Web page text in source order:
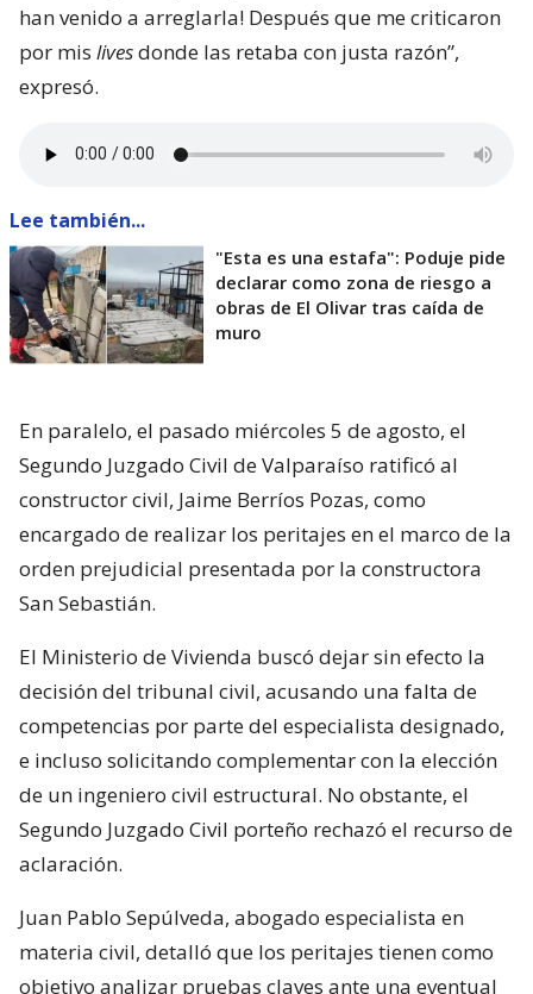
han venido a arreglarla! Después que me criticaron
por mis livesdonde las retaba con justa razón”,
expresó.
Lee también...
"Esta es una estafa": Poduje pide
declarar como zona de riesgo a
obras de El Olivar tras caída de
muro
En paralelo, el pasado miércoles 5 de agosto, el
Segundo Juzgado Civil de Valparaíso ratificó al
constructor civil, Jaime Berríos Pozas, como
encargado de realizar los peritajes en el marco de la
orden prejudicial presentada por la constructora
San Sebastián.
El Ministerio de Vivienda buscó dejar sin efecto la
decisión del tribunal civil, acusando una falta de
competencias por parte del especialista designado,
e incluso solicitando complementar con la elección
de un ingeniero civil estructural. No obstante, el
Segundo Juzgado Civil porteño rechazó el recurso de
aclaración.
Juan Pablo Sepúlveda, abogado especialista en
materia civil, detalló que los peritajes tienen como
objetivo analizar pruebas claves ante una eventual